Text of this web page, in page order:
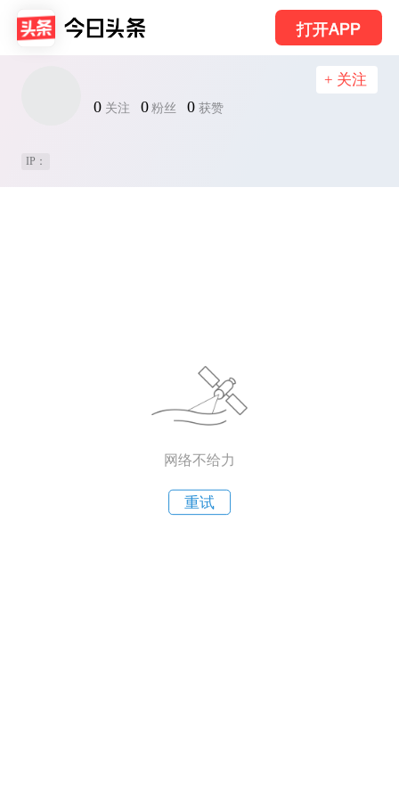
打开APP
0 关注 0 粉丝 0 获赞
+ 关注
IP：
网络不给力
重试